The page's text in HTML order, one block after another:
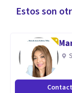
Estos son